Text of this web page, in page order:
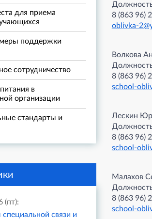
для приема
поддержки
сотрудничество
в
организации
стандарты и
(пт):
связи и
8 (863 96)
oblivka-
Волкова
8 (863 96)
school-
Лескин
8 (863 96)
school-
Малахов
8 (863 96)
school-